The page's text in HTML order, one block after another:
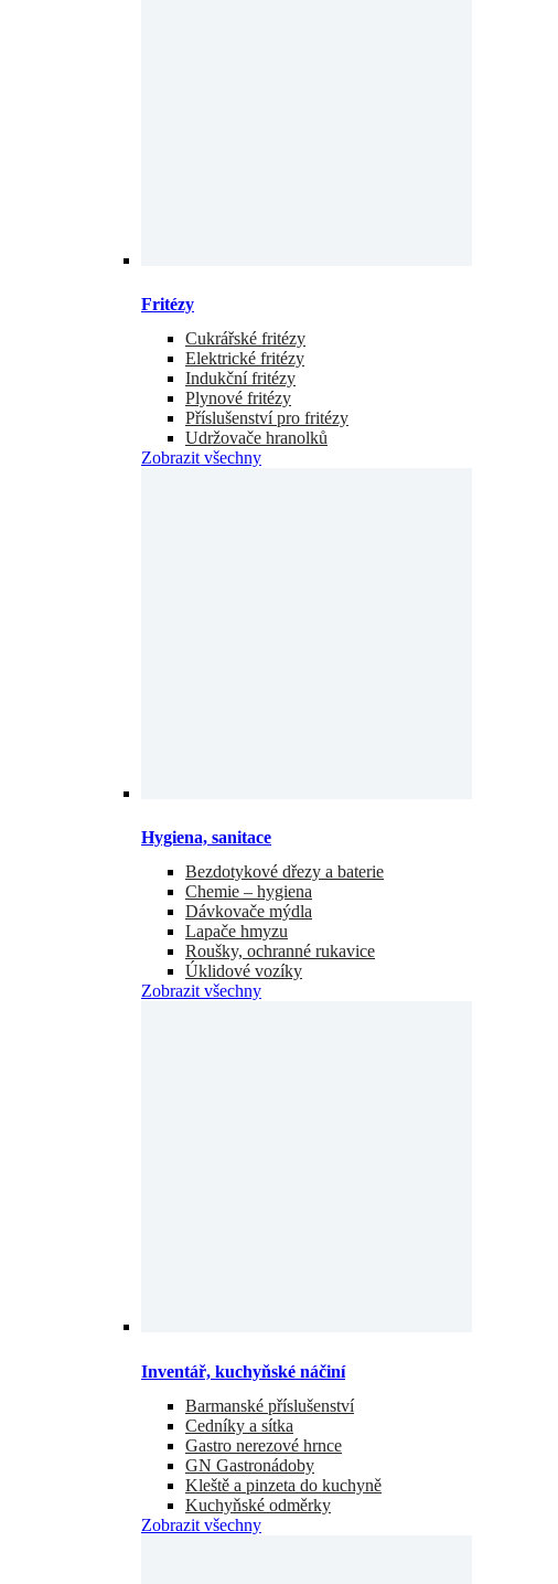
Fritézy
Cukrářské fritézy
Elektrické fritézy
Indukční fritézy
Plynové fritézy
Příslušenství pro fritézy
Udržovače hranolků
Zobrazit všechny
Hygiena, sanitace
Bezdotykové dřezy a baterie
Chemie – hygiena
Dávkovače mýdla
Lapače hmyzu
Roušky, ochranné rukavice
Úklidové vozíky
Zobrazit všechny
Inventář, kuchyňské náčiní
Barmanské příslušenství
Cedníky a sítka
Gastro nerezové hrnce
GN Gastronádoby
Kleště a pinzeta do kuchyně
Kuchyňské odměrky
Zobrazit všechny